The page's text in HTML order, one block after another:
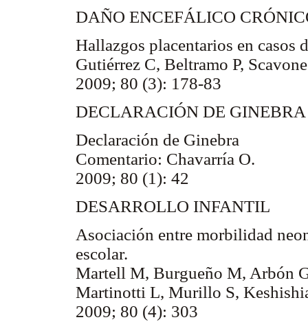
DAÑO ENCEFÁLICO
Hallazgos placentarios en casos
Gutiérrez C, Beltramo P,
2009; 80 (3): 178-83
DECLARACIÓN DE GINEBRA
Declaración de Ginebra
Comentario: Chavarría O.
2009; 80 (1): 42
DESARROLLO INFANTIL
Asociación entre morbilidad
escolar.
Martell M, Burgueño M, Arbón
Martinotti L, Murillo S,
2009; 80 (4): 303